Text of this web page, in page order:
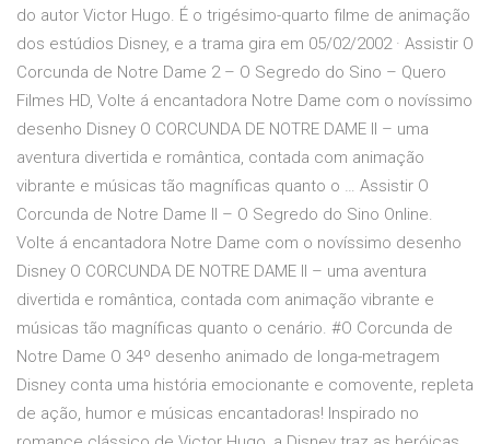
do autor Victor Hugo. É o trigésimo-quarto filme de animação
dos estúdios Disney, e a trama gira em 05/02/2002 · Assistir O
Corcunda de Notre Dame 2 – O Segredo do Sino – Quero
Filmes HD, Volte á encantadora Notre Dame com o novíssimo
desenho Disney O CORCUNDA DE NOTRE DAME II – uma
aventura divertida e romântica, contada com animação
vibrante e músicas tão magníficas quanto o … Assistir O
Corcunda de Notre Dame II – O Segredo do Sino Online.
Volte á encantadora Notre Dame com o novíssimo desenho
Disney O CORCUNDA DE NOTRE DAME II – uma aventura
divertida e romântica, contada com animação vibrante e
músicas tão magníficas quanto o cenário. #O Corcunda de
Notre Dame O 34º desenho animado de longa-metragem
Disney conta uma história emocionante e comovente, repleta
de ação, humor e músicas encantadoras! Inspirado no